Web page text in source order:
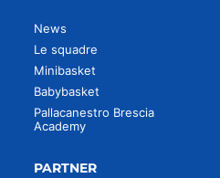
News
Le squadre
Minibasket
Babybasket
Pallacanestro Brescia
Academy
PARTNER